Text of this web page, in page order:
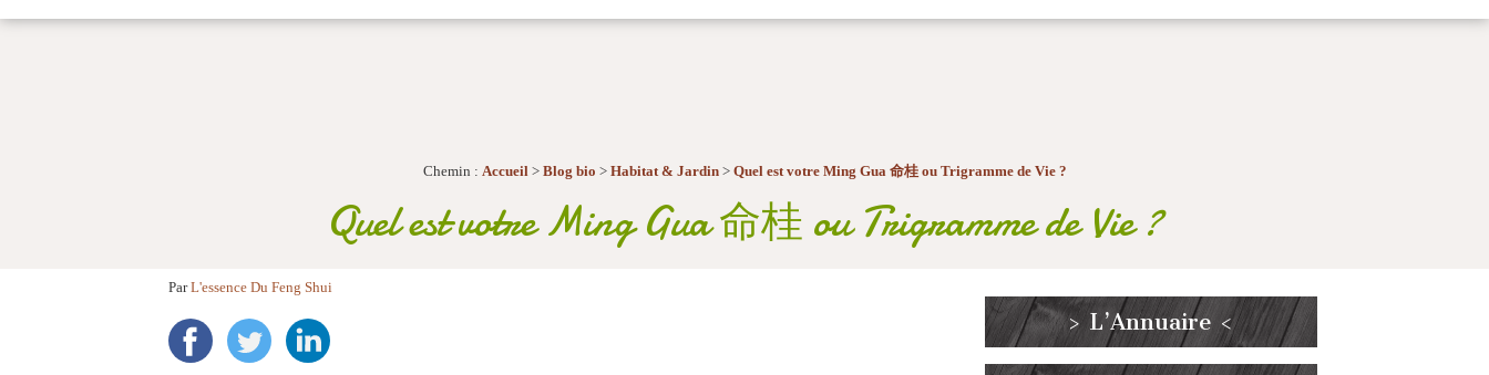
Chemin : Accueil> Blog bio > Habitat & Jardin> Quel est votre Ming Gua 命桂 ou Trigramme de Vie ?
Quel est votre Ming Gua 命桂 ou Trigramme de Vie ?
ParL'essence Du Feng Shui
> L’Annuaire <